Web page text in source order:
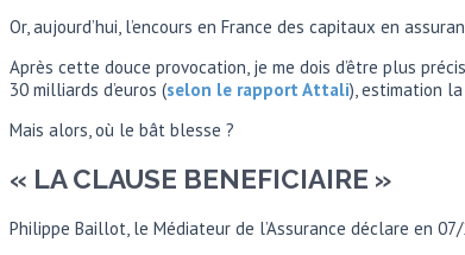
Or, aujourd’hui, l’encours en France des capitaux en
Après cette douce provocation, je me dois d’être plus
30 milliards d’euros (selon le rapport Attali), estimation
Mais alors, où le bât blesse ?
« LA CLAUSE BENEFICIAIRE »
Philippe Baillot, le Médiateur de l’Assurance déclare en